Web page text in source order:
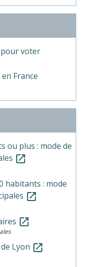
voter
France
ou plus : mode de
open_in_new
habitants : mode
open_in_new
open_in_new
Lyon open_in_new